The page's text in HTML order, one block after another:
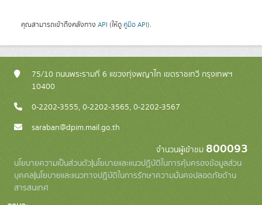
คุณสามารถเข้าถึงคลังทาง API (ให้ดู คู่มือ API).
75/10 ถนนพระรามที่ 6 แขวงทุ่งพญาไท เขตราชเทวี กรุงเทพฯ
10400
0-2202-3555, 0-2202-3565, 0-2202-3567
saraban@dpim.mail.go.th
จำนวนผู้เข้าชม 800093
นโยบายความเป็นส่วนตัว|นโยบายและแนวปฏิบัติในการคุ้มครองข้อมูลส่วน
บุคคล|นโยบายและแนวทางปฏิบัติในการรักษาความมั่นคงปลอดภัยด้าน
สารสนเทศ